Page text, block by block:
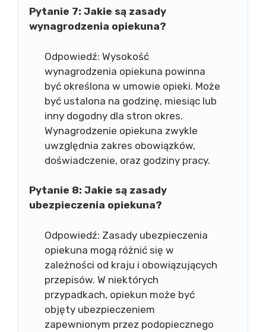
Pytanie 7: Jakie są zasady
wynagrodzenia opiekuna?
Odpowiedź: Wysokość
wynagrodzenia opiekuna powinna
być określona w umowie opieki. Może
być ustalona na godzinę, miesiąc lub
inny dogodny dla stron okres.
Wynagrodzenie opiekuna zwykle
uwzględnia zakres obowiązków,
doświadczenie, oraz godziny pracy.
Pytanie 8: Jakie są zasady
ubezpieczenia opiekuna?
Odpowiedź: Zasady ubezpieczenia
opiekuna mogą różnić się w
zależności od kraju i obowiązujących
przepisów. W niektórych
przypadkach, opiekun może być
objęty ubezpieczeniem
zapewnionym przez podopiecznego